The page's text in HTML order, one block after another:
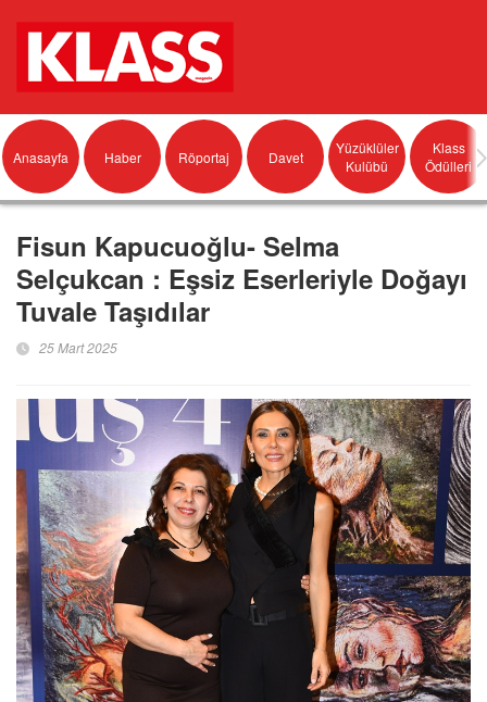
Anasayfa Haber Röportaj Davet
Yüzüklüler
Kulübü
Klass
Ödülleri
Fisun Kapucuoğlu- Selma
Selçukcan : Eşsiz Eserleriyle Doğayı
Tuvale Taşıdılar
25 Mart 2025